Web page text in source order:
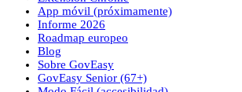
App móvil (próximamente)
Informe 2026
Roadmap europeo
Blog
Sobre GovEasy
GovEasy Senior (67+)